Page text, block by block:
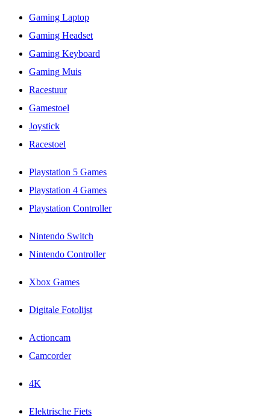
Gaming Laptop
Gaming Headset
Gaming Keyboard
Gaming Muis
Racestuur
Gamestoel
Joystick
Racestoel
Playstation 5 Games
Playstation 4 Games
Playstation Controller
Nintendo Switch
Nintendo Controller
Xbox Games
Digitale Fotolijst
Actioncam
Camcorder
4K
Elektrische Fiets